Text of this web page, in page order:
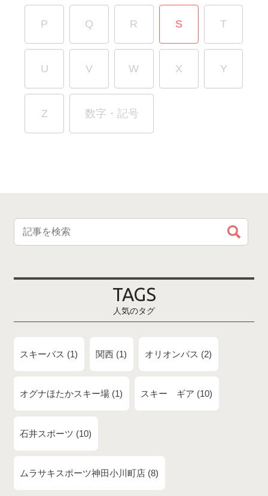
P Q R S T
U V W X Y
Z 数字・記号
TAGS
人気のタグ
スキーバス 1 関西 1 オリオンバス 2
オグナほたかスキー場 1 スキー ギア 10
石井スポーツ 10
ムラサキスポーツ神田小川町店 8